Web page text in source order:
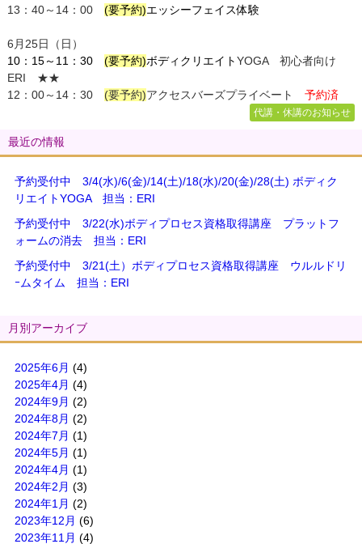
13：40～14：00 (要予約)エッシーフェイス体験
6月25日（日）
10：15～11：30 (要予約)ボディクリエイトYOGA 初心者向け
ERI ★★
12：00～14：30 (要予約)アクセスバーズプライベート 予約済
代講・休講のお知らせ
最近の情報
予約受付中 3/4(水)/6(金)/14(土)/18(水)/20(金)/28(土) ボディク
リエイトYOGA 担当：ERI
予約受付中 3/22(水)ボディプロセス資格取得講座 プラットフ
ォームの消去 担当：ERI
予約受付中 3/21(土）ボディプロセス資格取得講座 ウルルドリ
ｰムタイム 担当：ERI
月別アーカイブ
2025年6月 (4)
2025年4月 (4)
2024年9月 (2)
2024年8月 (2)
2024年7月 (1)
2024年5月 (1)
2024年4月 (1)
2024年2月 (3)
2024年1月 (2)
2023年12月 (6)
2023年11月 (4)